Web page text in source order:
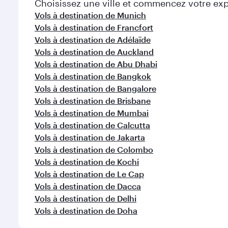
Choisissez une ville et commencez votre
Vols à destination de Munich
Vols à destination de Francfort
Vols à destination de Adélaïde
Vols à destination de Auckland
Vols à destination de Abu Dhabi
Vols à destination de Bangkok
Vols à destination de Bangalore
Vols à destination de Brisbane
Vols à destination de Mumbai
Vols à destination de Calcutta
Vols à destination de Jakarta
Vols à destination de Colombo
Vols à destination de Kochi
Vols à destination de Le Cap
Vols à destination de Dacca
Vols à destination de Delhi
Vols à destination de Doha